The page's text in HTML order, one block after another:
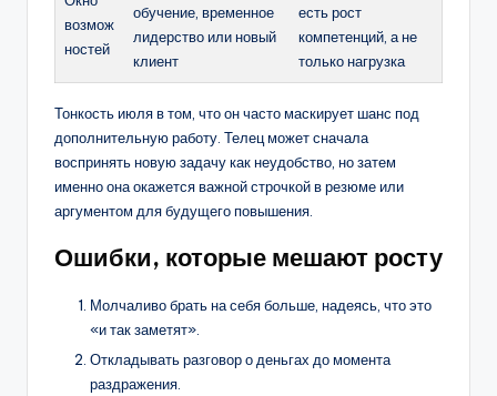
возмож
ностей
обучение, временное
лидерство или новый
клиент
есть рост
компетенций, а не
только нагрузка
Тонкость июля в том, что он часто маскирует шанс под
дополнительную работу. Телец может сначала
воспринять новую задачу как неудобство, но затем
именно она окажется важной строчкой в резюме или
аргументом для будущего повышения.
Ошибки, которые мешают росту
Молчаливо брать на себя больше, надеясь, что это
«и так заметят».
Откладывать разговор о деньгах до момента
раздражения.